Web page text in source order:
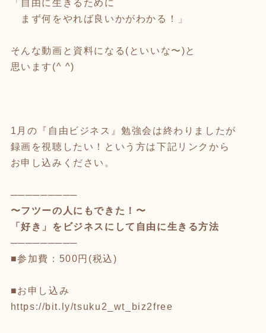
「自由に生きるために
まず何をやれば良いかがわかる！」
そんな動画と資料になる(といいな〜)と
思います(^ ^)
1月の『自由ビジネス』勉強会は終わりましたが
録画を視聴したい！という方は下記リンクから
お申し込みください。
─────────
〜フツーの人にもできた！〜
「好き」をビジネスにして自由に生きる方法
─────────
■参加費：500円(税込)
■お申し込み
https://bit.ly/tsuku2_wt_biz2free